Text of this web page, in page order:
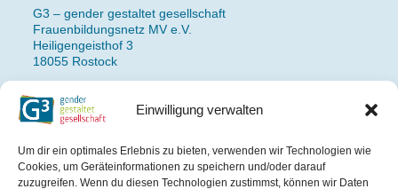
Einwilligung verwalten
Um dir ein optimales Erlebnis zu bieten, verwenden wir Technologien wie
Cookies, um Geräteinformationen zu speichern und/oder darauf
zuzugreifen. Wenn du diesen Technologien zustimmst, können wir Daten
G3 – gender gestaltet gesellschaft
Frauenbildungsnetz MV e.V.
Heiligengeisthof 3
18055 Rostock
Fon: 0381 490 77 14
Impressum
Datenschutz